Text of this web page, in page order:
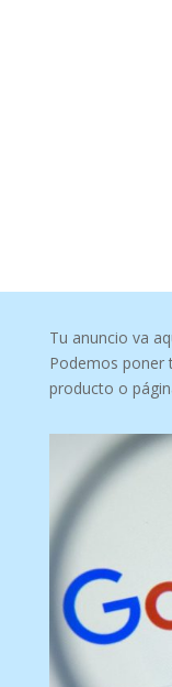
Tu anuncio va
Podemos poner
producto o